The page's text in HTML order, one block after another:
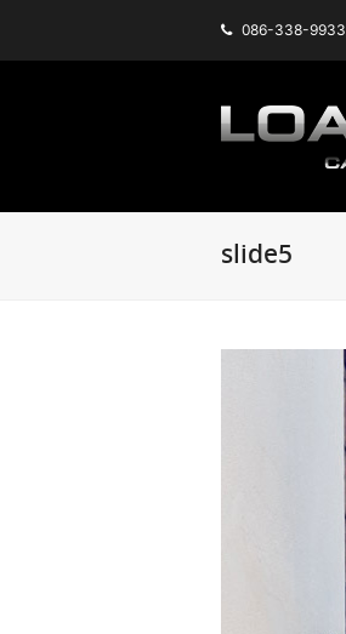
086-338-9933
slide5